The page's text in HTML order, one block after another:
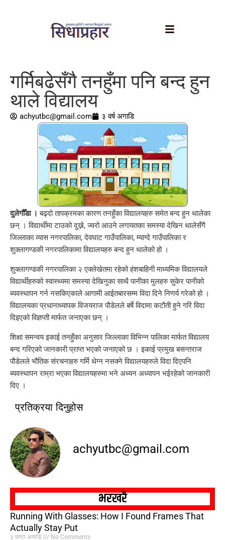
गर्मिबढेसँगै तनहुँमा पनि बन्द हुन
थाले विद्यालय
achyutbc@gmail.com ३ वर्ष अगाडि
दुलेगौँडा । बढ्दो तापक्रमका कारण तनहुँका विद्यालयहरु समेत बन्द हुन थालेका
छन् । विद्यार्थीमा टाउको दुख्ने, ज्वरो आउने लगायतका समस्या देखिन थालेसँगै
जिल्लाका व्यास नगरपालिका, देवघाट गाउँपालिका, म्याग्दे गाउँपालिका र
शुक्लागण्डकी नगरपालिकामा विद्यालयहरु बन्द हुन थालेको हो ।
शुक्लागण्डकी नगरपालिका २ एक्लेखेतमा रहेको हंशबाहिनी माध्यमिक विद्यालयले
विद्यार्थीहरुको स्वास्थ्यमा समस्या देखिनुका साथै पानीका मुलहरु सुकेर पानीको
ब्यवस्थापन गर्न नसकिएकाले आगामी आईतबारसम्म विदा दिने निणर्य गरेको हो ।
विद्यालयका प्रधानाध्यापक विजयराज पौडेलले बर्षे विदामा कटौती हुने गरि विदा
दिइएको विज्ञप्ती मार्फत जनाएका छन् ।
शिक्षा समन्वय इकाई तनहुँका अनुसार जिल्लाका विभिन्न पालिका मार्फत विद्यालय
बन्द गरिएको जानकारी प्राप्त भएको जनाएको छ । इकाई प्रमुख बसन्तराज
पौडेलले भौतिक संरचनाहरु गर्मि थेग्न नसक्ने विद्यालयहरुले विदा दिएपनि
ब्यवस्थापन राम्रा भएका विद्यालयहरुमा भने अध्यन अध्यापन भईरहेको जानकारी
दिए ।
प्रतिक्रया दिनुहोस
achyutbc@gmail.com
भरखरै
Running With Glasses: How I Found Frames That
Actually Stay Put
३ घण्टा अगाडि No Comments